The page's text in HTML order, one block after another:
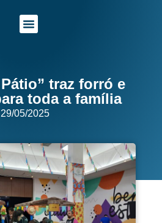
traz forró e
toda a família
29/05/2025